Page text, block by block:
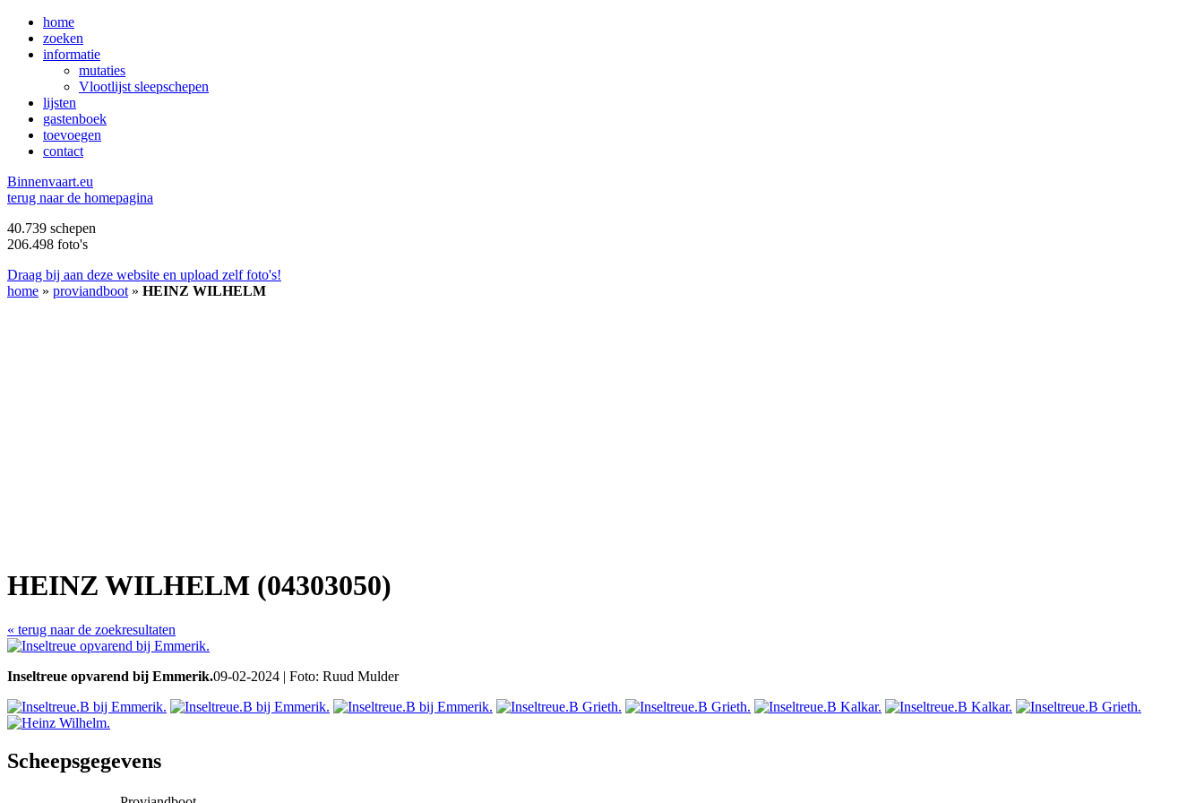
home
zoeken
informatie
mutaties
Vlootlijst sleepschepen
lijsten
gastenboek
toevoegen
contact
Binnenvaart.eu
terug naar de homepagina
40.739 schepen
206.498 foto's
Draag bij aan deze website en upload zelf foto's!
home » proviandboot » HEINZ WILHELM
HEINZ WILHELM (04303050)
« terug naar de zoekresultaten
Inseltreue opvarend bij Emmerik.09-02-2024 | Foto: Ruud Mulder
Scheepsgegevens